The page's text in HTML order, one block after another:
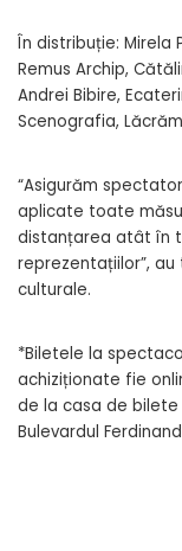
În distribuție: Mirela
Remus Archip,
Andrei Bibire,
Scenografia,
“Asigurăm
aplicate toate
distanțarea atât în
reprezentațiilor”,
culturale.
*Biletele la
achiziționate fie
de la casa de
Bulevardul Ferdinand